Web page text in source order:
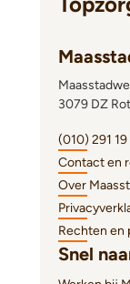
3079 DZ
(010) 291 19
Contact en
Over
Rechten en
Snel